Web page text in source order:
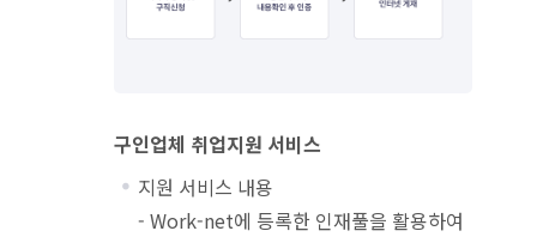
구인업체 취업지원 서비스
지원 서비스 내용
- Work-net에 등록한 인재풀을 활용하여